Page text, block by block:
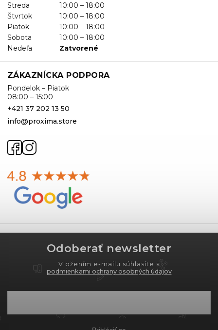
Streda
10:00 – 18:00
Štvrtok
10:00 – 18:00
Piatok
10:00 – 18:00
Sobota
10:00 – 18:00
Nedeľa
Zatvorené
ZÁKAZNÍCKA PODPORA
Pondelok – Piatok
08:00 – 15:00
+421 37 202 13 50
info@proxima.store
Odoberať newsletter
Vložením e-mailu súhlasíte s
podmienkami ochrany osobných údajov